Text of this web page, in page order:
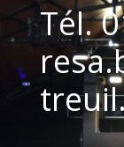
Tél.